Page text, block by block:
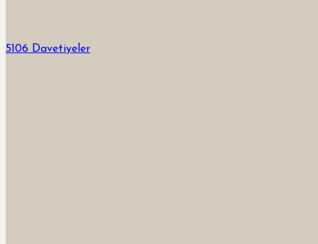
5106 Davetiyeler